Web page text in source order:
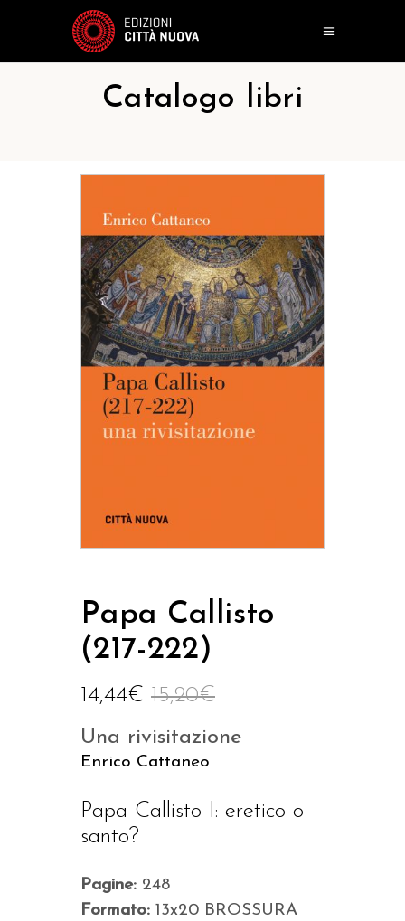
Catalogo libri
Papa Callisto
(217-222)
15,20€
14,44€
Una rivisitazione
Enrico Cattaneo
Papa Callisto I: eretico o
santo?
Pagine: 248
Formato: 13x20 BROSSURA